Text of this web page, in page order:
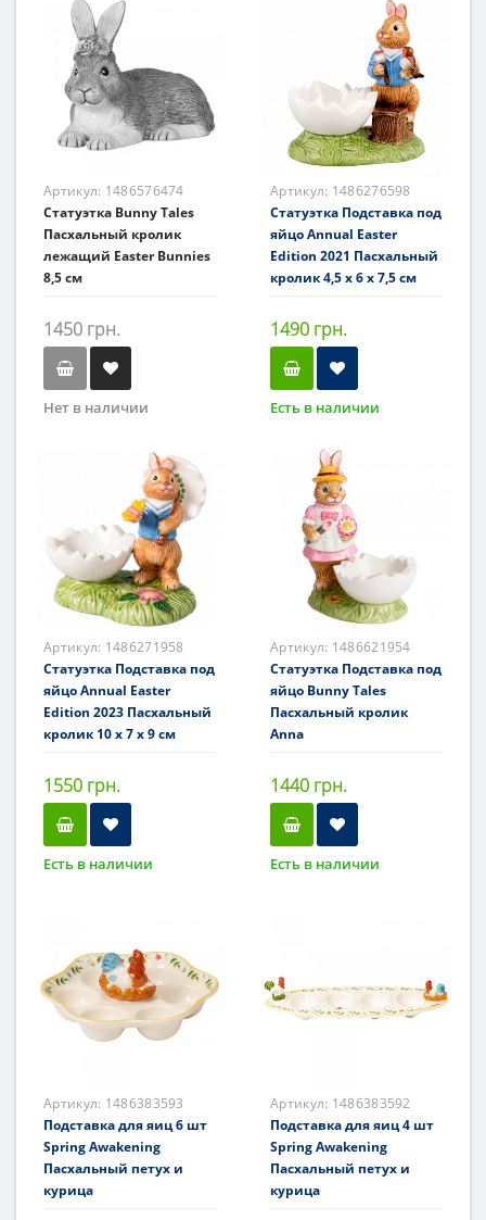
Артикул: 1486576474
Статуэтка Bunny Tales
Пасхальный кролик
лежащий Easter Bunnies
8,5 см
1450 грн.
Нет в наличии
Артикул: 1486276598
Статуэтка Подставка под
яйцо Annual Easter
Edition 2021 Пасхальный
кролик 4,5 x 6 x 7,5 см
1490 грн.
Есть в наличии
Артикул: 1486271958
Статуэтка Подставка под
яйцо Annual Easter
Edition 2023 Пасхальный
кролик 10 x 7 x 9 см
1550 грн.
Есть в наличии
Артикул: 1486621954
Статуэтка Подставка под
яйцо Bunny Tales
Пасхальный кролик
Anna
1440 грн.
Есть в наличии
Артикул: 1486383593
Подставка для яиц 6 шт
Spring Awakening
Пасхальный петух и
курица
Артикул: 1486383592
Подставка для яиц 4 шт
Spring Awakening
Пасхальный петух и
курица